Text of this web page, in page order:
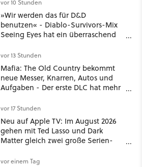
vor 10 Stunden
»Wir werden das für D&D
benutzen« - Diablo-Survivors-Mix
Seeing Eyes hat ein überraschend
vor 13 Stunden
Mafia: The Old Country bekommt
neue Messer, Knarren, Autos und
Aufgaben - Der erste DLC hat mehr
vor 17 Stunden
Neu auf Apple TV: Im August 2026
gehen mit Ted Lasso und Dark
Matter gleich zwei große Serien-
vor einem Tag